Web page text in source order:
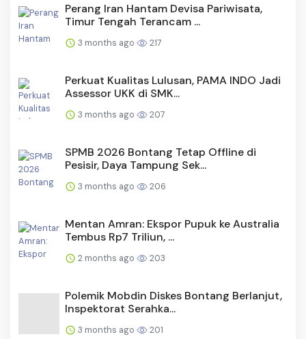
Perang Iran Hantam Devisa Pariwisata,
Timur Tengah Terancam ...
3 months ago 217
Perkuat Kualitas Lulusan, PAMA INDO Jadi
Assessor UKK di SMK...
3 months ago 207
SPMB 2026 Bontang Tetap Offline di
Pesisir, Daya Tampung Sek...
3 months ago 206
Mentan Amran: Ekspor Pupuk ke Australia
Tembus Rp7 Triliun, ...
2 months ago 203
Polemik Mobdin Diskes Bontang Berlanjut,
Inspektorat Serahka...
3 months ago 201